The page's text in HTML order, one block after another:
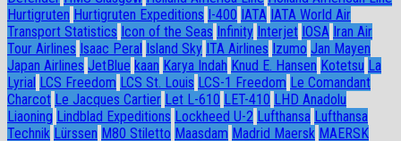
Hurtigruten Hurtigruten Expeditions I-400 IATA IATA World Air
Transport Statistics Icon of the Seas Infinity Interjet IOSA Iran Air
Tour Airlines Isaac Peral Island Sky ITA Airlines Izumo Jan Mayen
Japan Airlines JetBlue kaan Karya Indah Knud E. Hansen Kotetsu La
Lyrial LCS Freedom LCS St. Louis LCS-1 Freedom Le Comandant
Charcot Le Jacques Cartier Let L-610 LET-410 LHD Anadolu
Liaoning Lindblad Expeditions Lockheed U-2 Lufthansa Lufthansa
Technik Lürssen M80 Stiletto Maasdam Madrid Maersk MAERSK